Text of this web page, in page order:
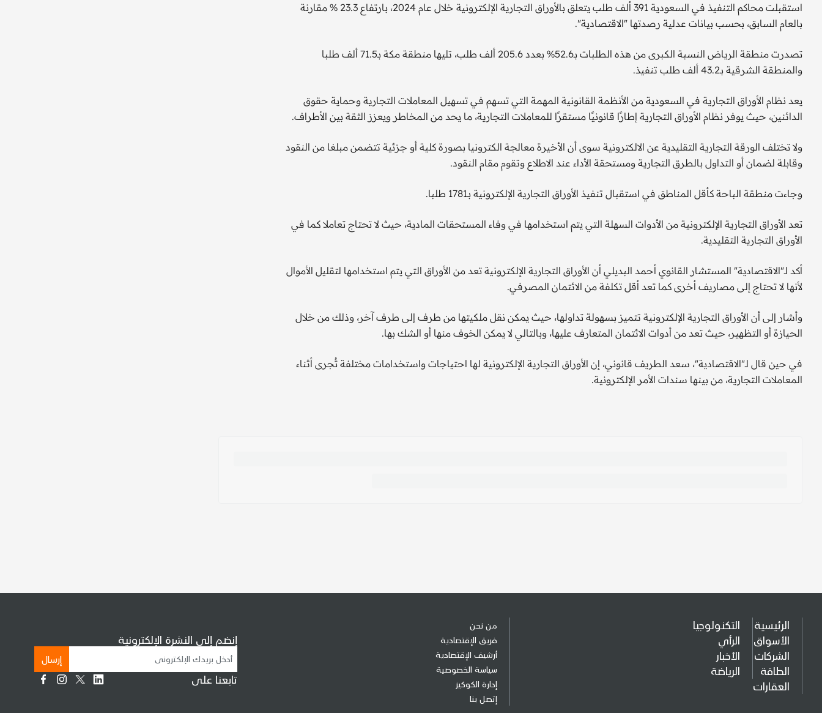
استقبلت محاكم التنفيذ في السعودية 391 ألف طلب يتعلق بالأوراق التجارية الإلكترونية خلال عام 2024، بارتفاع 23.3 % مقارنة
بالعام السابق، بحسب بيانات عدلية رصدتها "الاقتصادية".
تصدرت منطقة الرياض النسبة الكبرى من هذه الطلبات بـ52.6% بعدد 205.6 ألف طلب، تليها منطقة مكة بـ71.5 ألف طلبا
والمنطقة الشرقية بـ43.2 ألف طلب تنفيذ.
يعد نظام الأوراق التجارية في السعودية من الأنظمة القانونية المهمة التي تسهم في تسهيل المعاملات التجارية وحماية حقوق
الدائنين، حيث يوفر نظام الأوراق التجارية إطارًا قانونيًا مستقرًا للمعاملات التجارية، ما يحد من المخاطر ويعزز الثقة بين الأطراف.
ولا تختلف الورقة التجارية التقليدية عن الالكترونية سوى أن الأخيرة معالجة الكترونيا بصورة كلية أو جزئية تتضمن مبلغا من النقود
وقابلة لضمان أو التداول بالطرق التجارية ومستحقة الأداء عند الاطلاع وتقوم مقام النقود.
وجاءت منطقة الباحة كأقل المناطق في استقبال تنفيذ الأوراق التجارية الإلكترونية بـ1781 طلبا.
تعد الأوراق التجارية الإلكترونية من الأدوات السهلة التي يتم استخدامها في وفاء المستحقات المادية، حيث لا تحتاج تعاملا كما في
الأوراق التجارية التقليدية.
أكد لـ"الاقتصادية" المستشار القانوي أحمد البديلي أن الأوراق التجارية الإلكترونية تعد من الأوراق التي يتم استخدامها لتقليل الأموال
لأنها لا تحتاج إلى مصاريف أخرى كما تعد أقل تكلفة من الائتمان المصرفي.
وأشار إلى أن الأوراق التجارية الإلكترونية تتميز بسهولة تداولها، حيث يمكن نقل ملكيتها من طرف إلى طرف آخر، وذلك من خلال
الحيازة أو التظهير، حيث تعد من أدوات الائتمان المتعارف عليها، وبالتالي لا يمكن الخوف منها أو الشك بها.
في حين قال لـ"الاقتصادية"، سعد الطريف قانوني، إن الأوراق التجارية الإلكترونية لها احتياجات واستخدامات مختلفة تُجرى أثناء
المعاملات التجارية، من بينها سندات الأمر الإلكترونية.
الرئيسية
الأسواق
الشركات
الطاقة
العقارات
التكنولوجيا
الرأي
الأخبار
الرياضة
من نحن
فريق الإقتصادية
أرشيف الإقتصادية
سياسة الخصوصية
إدارة الكوكيز
إتصل بنا
إنضم إلى النشرة الإلكترونية
إرسال
تابعنا على